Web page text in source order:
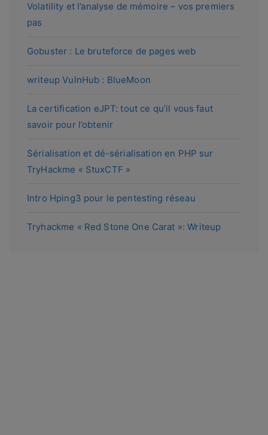
Volatility et l’analyse de mémoire – vos premiers
pas
Gobuster : Le bruteforce de pages web
writeup VulnHub : BlueMoon
La certification eJPT: tout ce qu’il vous faut
savoir pour l’obtenir
Sérialisation et dé-sérialisation en PHP sur
TryHackme « StuxCTF »
Intro Hping3 pour le pentesting réseau
Tryhackme « Red Stone One Carat »: Writeup